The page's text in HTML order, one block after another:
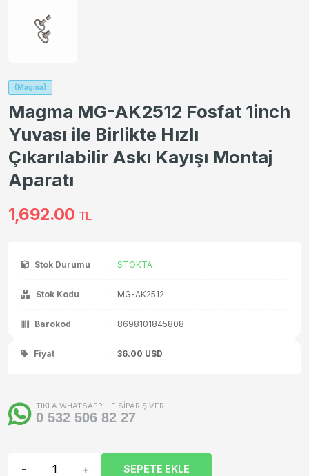
(Magma)
Magma MG-AK2512 Fosfat 1inch
Yuvası ile Birlikte Hızlı
Çıkarılabilir Askı Kayışı Montaj
Aparatı
1,692.00 TL
Stok Durumu : STOKTA
Stok Kodu : MG-AK2512
Barokod : 8698101845808
Fiyat : 36.00 USD
TIKLA WHATSAPP İLE SİPARİŞ VER
0 532 506 82 27
- + SEPETE EKLE